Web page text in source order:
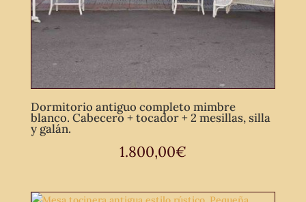
Dormitorio antiguo completo mimbre
blanco. Cabecero + tocador + 2 mesillas, silla
y galán.
1.800,00€